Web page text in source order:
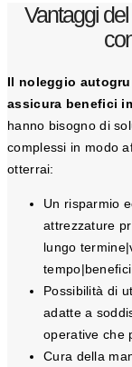
Vantaggi
Il noleggio
assicura benefici
hanno bisogno di
complessi in modo
otterrai:
Un risparmio
attrezzature
lungo
Possibilità di
adatte a
operative che
Cura della